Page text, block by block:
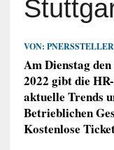
VON:
Am Dienstag
2022 gibt die
aktuelle Trends
Betrieblichen
Kostenlose